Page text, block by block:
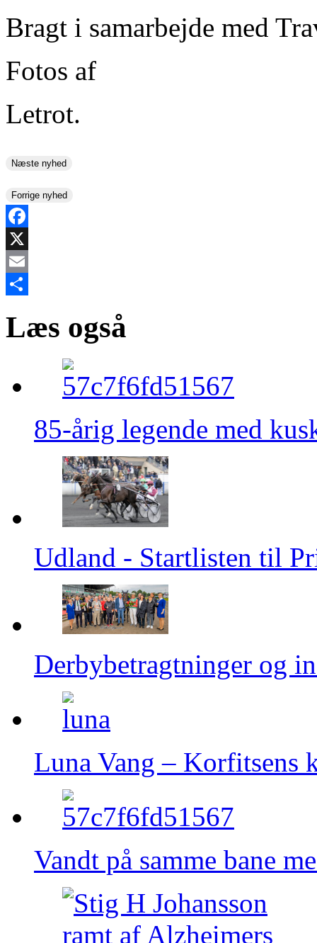
Bragt i samarbejde med
Fotos af
Letrot.
Næste nyhed
Forrige nyhed
Facebook
X
Email
Læs også
85‑årig legende med
Udland - Startlisten til
Derbybetragtninger og
Luna Vang – Korfitsens
Vandt på samme bane